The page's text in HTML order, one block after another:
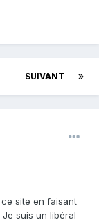
SUIVANT
site en faisant
suis un libéral